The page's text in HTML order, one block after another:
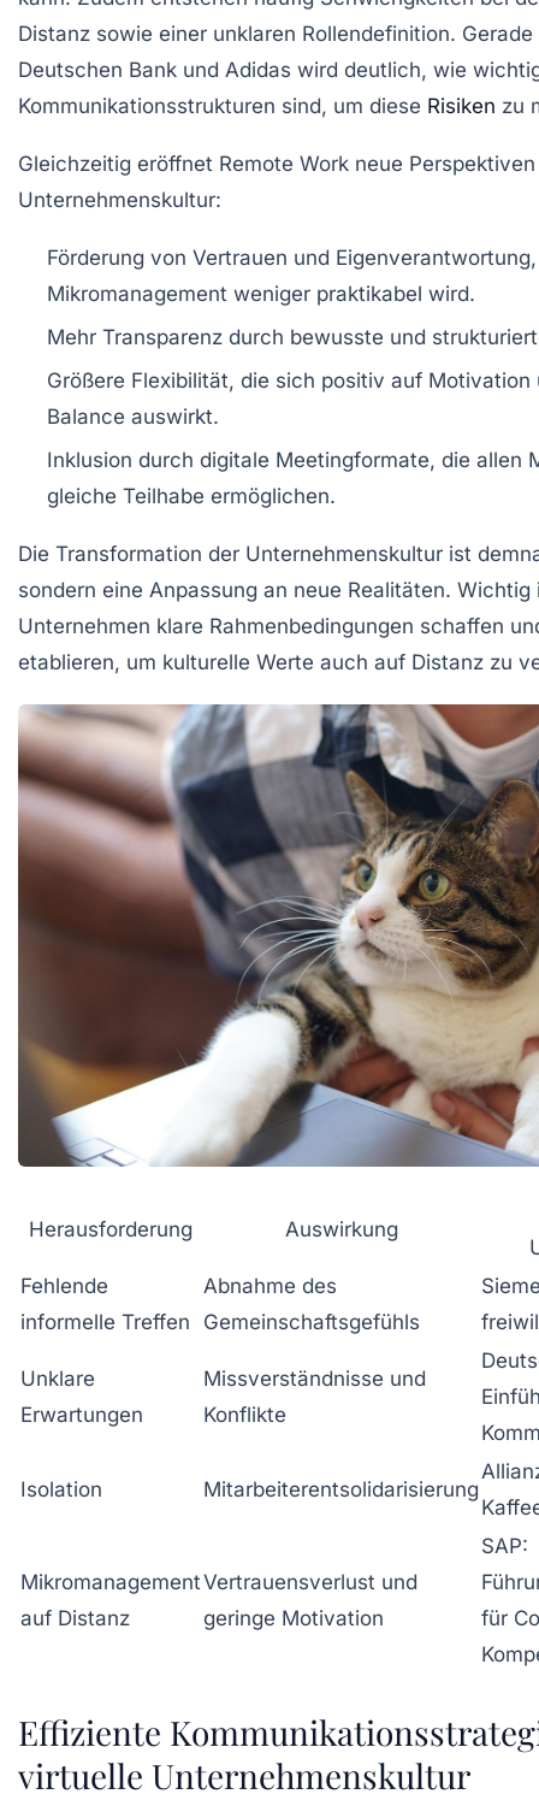
Distanz sowie einer unklaren Rollendefinition. Gerade
Deutschen Bank und Adidas wird deutlich, wie
Kommunikationsstrukturen sind, um diese Risiken zu
Gleichzeitig eröffnet Remote Work neue
Unternehmenskultur:
Förderung von Vertrauen und
Mikromanagement weniger praktikabel wird.
Mehr Transparenz durch bewusste und
Größere Flexibilität, die sich positiv auf
Balance auswirkt.
Inklusion durch digitale Meetingformate, die allen
gleiche Teilhabe ermöglichen.
Die Transformation der Unternehmenskultur ist
sondern eine Anpassung an neue Realitäten. Wichtig
Unternehmen klare Rahmenbedingungen schaffen
etablieren, um kulturelle Werte auch auf Distanz zu
Herausforderung Auswirkung
Fehlende
informelle Treffen
Abnahme des
Gemeinschaftsgefühls
Unklare
Erwartungen
Missverständnisse und
Konflikte
Isolation Mitarbeiterentsolidarisierung
Mikromanagement
auf Distanz
Vertrauensverlust und
geringe Motivation
SAP:
für
Effiziente
virtuelle Unternehmenskultur